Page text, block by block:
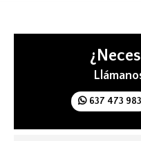
637 473 983